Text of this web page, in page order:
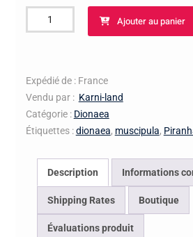
quantité
de
carnivores
:
Dionaea
sawtooth
nidiformis
+aliciaea+graines
Ajouter au panier
Expédié de : France
Vendu par : Karni-land
Catégorie : Dionaea
Étiquettes :dionaea, muscipula,
Description Informations
Shipping Rates Boutique
Évaluations produit